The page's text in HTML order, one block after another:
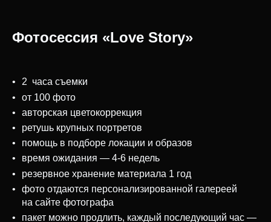
Фотосессия «Love Story»
2 часа съемки
от 100 фото
авторская цветокоррекция
ретушь крупных портретов
помощь в подборе локации и образов
время ожидания — 4-6 недель
резервное хранение материала 1 год
фото отдаются персонализированной галереей
на сайте фотографа
пакет можно продлить, каждый последующий час —